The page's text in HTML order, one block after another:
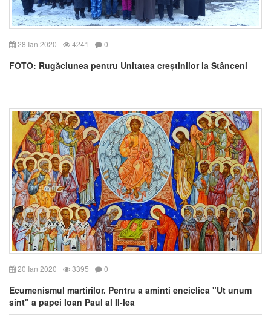
28 Ian 2020 4241 0
FOTO: Rugăciunea pentru Unitatea creștinilor la Stânceni
20 Ian 2020 3395 0
Ecumenismul martirilor. Pentru a aminti enciclica "Ut unum
sint" a papei Ioan Paul al II-lea